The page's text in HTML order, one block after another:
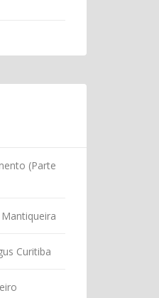
(Parte
Curitiba